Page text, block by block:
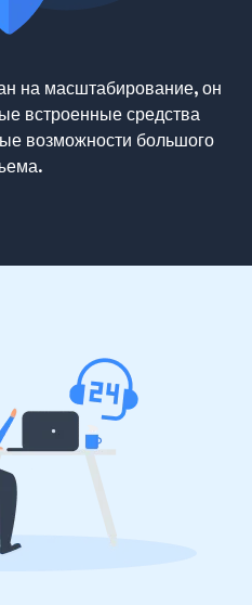
на масштабирование, он
встроенные средства
возможности большого